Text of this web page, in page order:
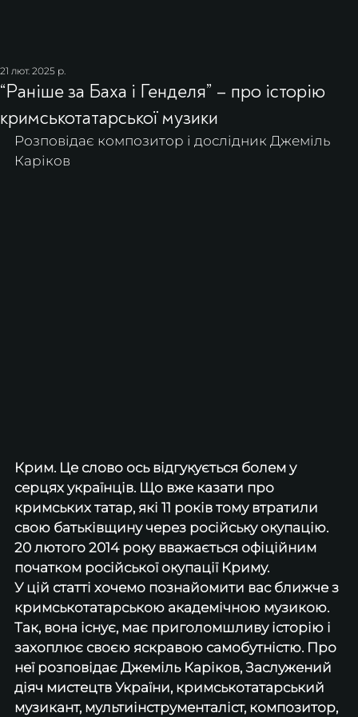
“Раніше за Баха і Генделя” – про історію
кримськотатарської музики
21 лют. 2025 р.
Розповідає композитор і дослідник Джеміль
Каріков
Крим. Це слово ось відгукується болем у
серцях українців. Що вже казати про
кримських татар, які 11 років тому втратили
свою батьківщину через російську окупацію.
20 лютого 2014 року вважається офіційним
початком російської окупації Криму.
У цій статті хочемо познайомити вас ближче з
кримськотатарською академічною музикою.
Так, вона існує, має приголомшливу історію і
захоплює своєю яскравою самобутністю. Про
неї розповідає Джеміль Каріков, Заслужений
діяч мистецтв України, кримськотатарський
музикант, мультиінструменталіст, композитор,